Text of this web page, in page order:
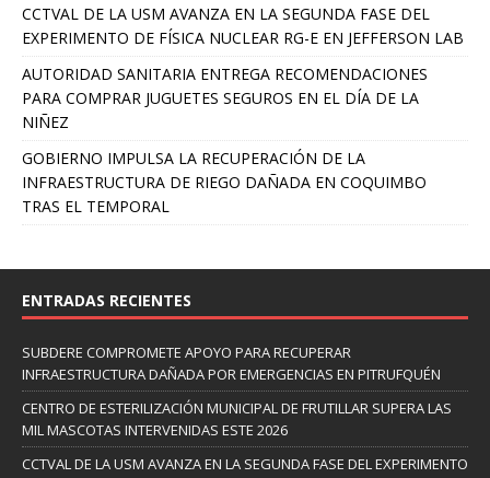
CCTVAL DE LA USM AVANZA EN LA SEGUNDA FASE DEL
EXPERIMENTO DE FÍSICA NUCLEAR RG-E EN JEFFERSON LAB
AUTORIDAD SANITARIA ENTREGA RECOMENDACIONES
PARA COMPRAR JUGUETES SEGUROS EN EL DÍA DE LA
NIÑEZ
GOBIERNO IMPULSA LA RECUPERACIÓN DE LA
INFRAESTRUCTURA DE RIEGO DAÑADA EN COQUIMBO
TRAS EL TEMPORAL
ENTRADAS RECIENTES
SUBDERE COMPROMETE APOYO PARA RECUPERAR
INFRAESTRUCTURA DAÑADA POR EMERGENCIAS EN PITRUFQUÉN
CENTRO DE ESTERILIZACIÓN MUNICIPAL DE FRUTILLAR SUPERA LAS
MIL MASCOTAS INTERVENIDAS ESTE 2026
CCTVAL DE LA USM AVANZA EN LA SEGUNDA FASE DEL EXPERIMENTO